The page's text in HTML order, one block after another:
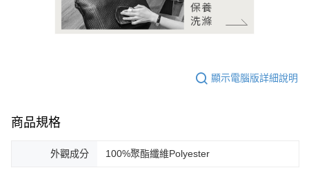
顯示電腦版詳細說明
商品規格
外觀成分 100%聚酯纖維Polyester